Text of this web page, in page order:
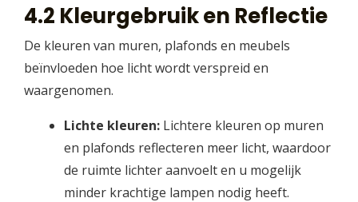
4.2 Kleurgebruik en Reflectie
De kleuren van muren, plafonds en meubels
beïnvloeden hoe licht wordt verspreid en
waargenomen.
Lichte kleuren:Lichtere kleuren op muren
en plafonds reflecteren meer licht, waardoor
de ruimte lichter aanvoelt en u mogelijk
minder krachtige lampen nodig heeft.